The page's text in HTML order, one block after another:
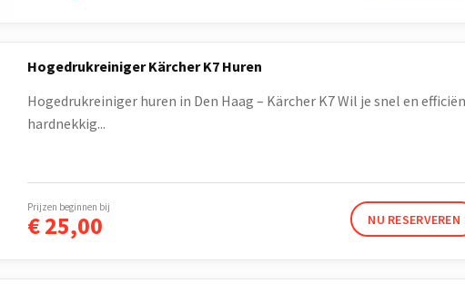
Hogedrukreiniger Kärcher K7 Huren
Hogedrukreiniger huren in Den Haag – Kärcher K7 Wil je snel en
hardnekkig...
€25,00
Prijzen beginnen bij
NU RESERVEREN